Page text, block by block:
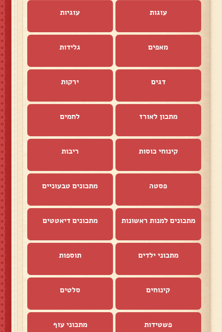
עוגות עוגיות
מאפים גלידות
דגים ירקות
מתכון לאורז לחמים
קינוחי כוסות ריבות
פסטה מתכונים טבעוניים
מתכונים למנות ראשונות מתכונים דיאטטים
מתכוני ילדים תוספות
קינוחים סלטים
פשטידות מתכוני עוף